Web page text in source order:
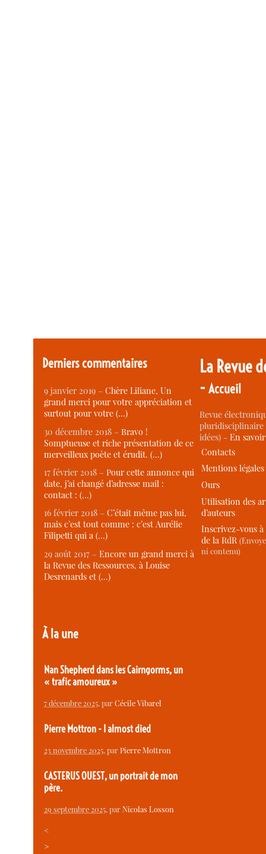
Derniers commentaires
9 janvier 2019 –Chère Liliane, Un
grand merci pour votre appréciation et
surtout pour votre (…)
30 décembre 2018 –Bravo !
Somptueuse et riche présentation de ce
merveilleux poète et érudit. (…)
17 février 2018 –Pour cette annonce qui
date, j’ai changé d’adresse mail :
contact : (…)
16 février 2018 –C’était même pas lui,
mais c’est tout comme : c’est Aurélie
Filipetti qui a (…)
29 août 2017 –Encore un grand merci à
la Revue des Ressources, à Louise
Desrenards et (…)
À la une
Nan Shepherd dans les Cairngorms, un
« trafic amoureux »
7 décembre 2025, parCécile Vibarel
Pierre Mottron - I almost died
23 novembre 2025, parPierre Mottron
CASTERUS OUEST, un portrait de mon
père.
29 septembre 2025, parNicolas Losson
<
>
La Revue
-Accueil
Revue
idées) -En
Contacts
Mentions légales
Ours
Utilisation des
d’auteurs
Inscrivez-vous
de la RdR
ni contenu)